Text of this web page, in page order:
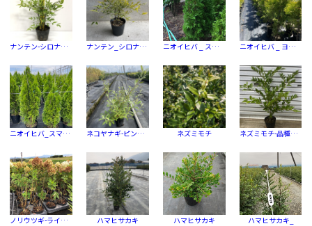
ナンテン-シロナンテン ナンテン_シロナンテン ニオイヒバ _ スマラグ ニオイヒバ _ ヨーロッパ ゴールド
ニオイヒバ_スマラグ ネコヤナギ-ピンクネコ ネズミモチ ネズミモチ-品種指定なし
ノリウツギ-ライム ライト ハマヒサカキ ハマヒサカキ ハマヒサカキ_